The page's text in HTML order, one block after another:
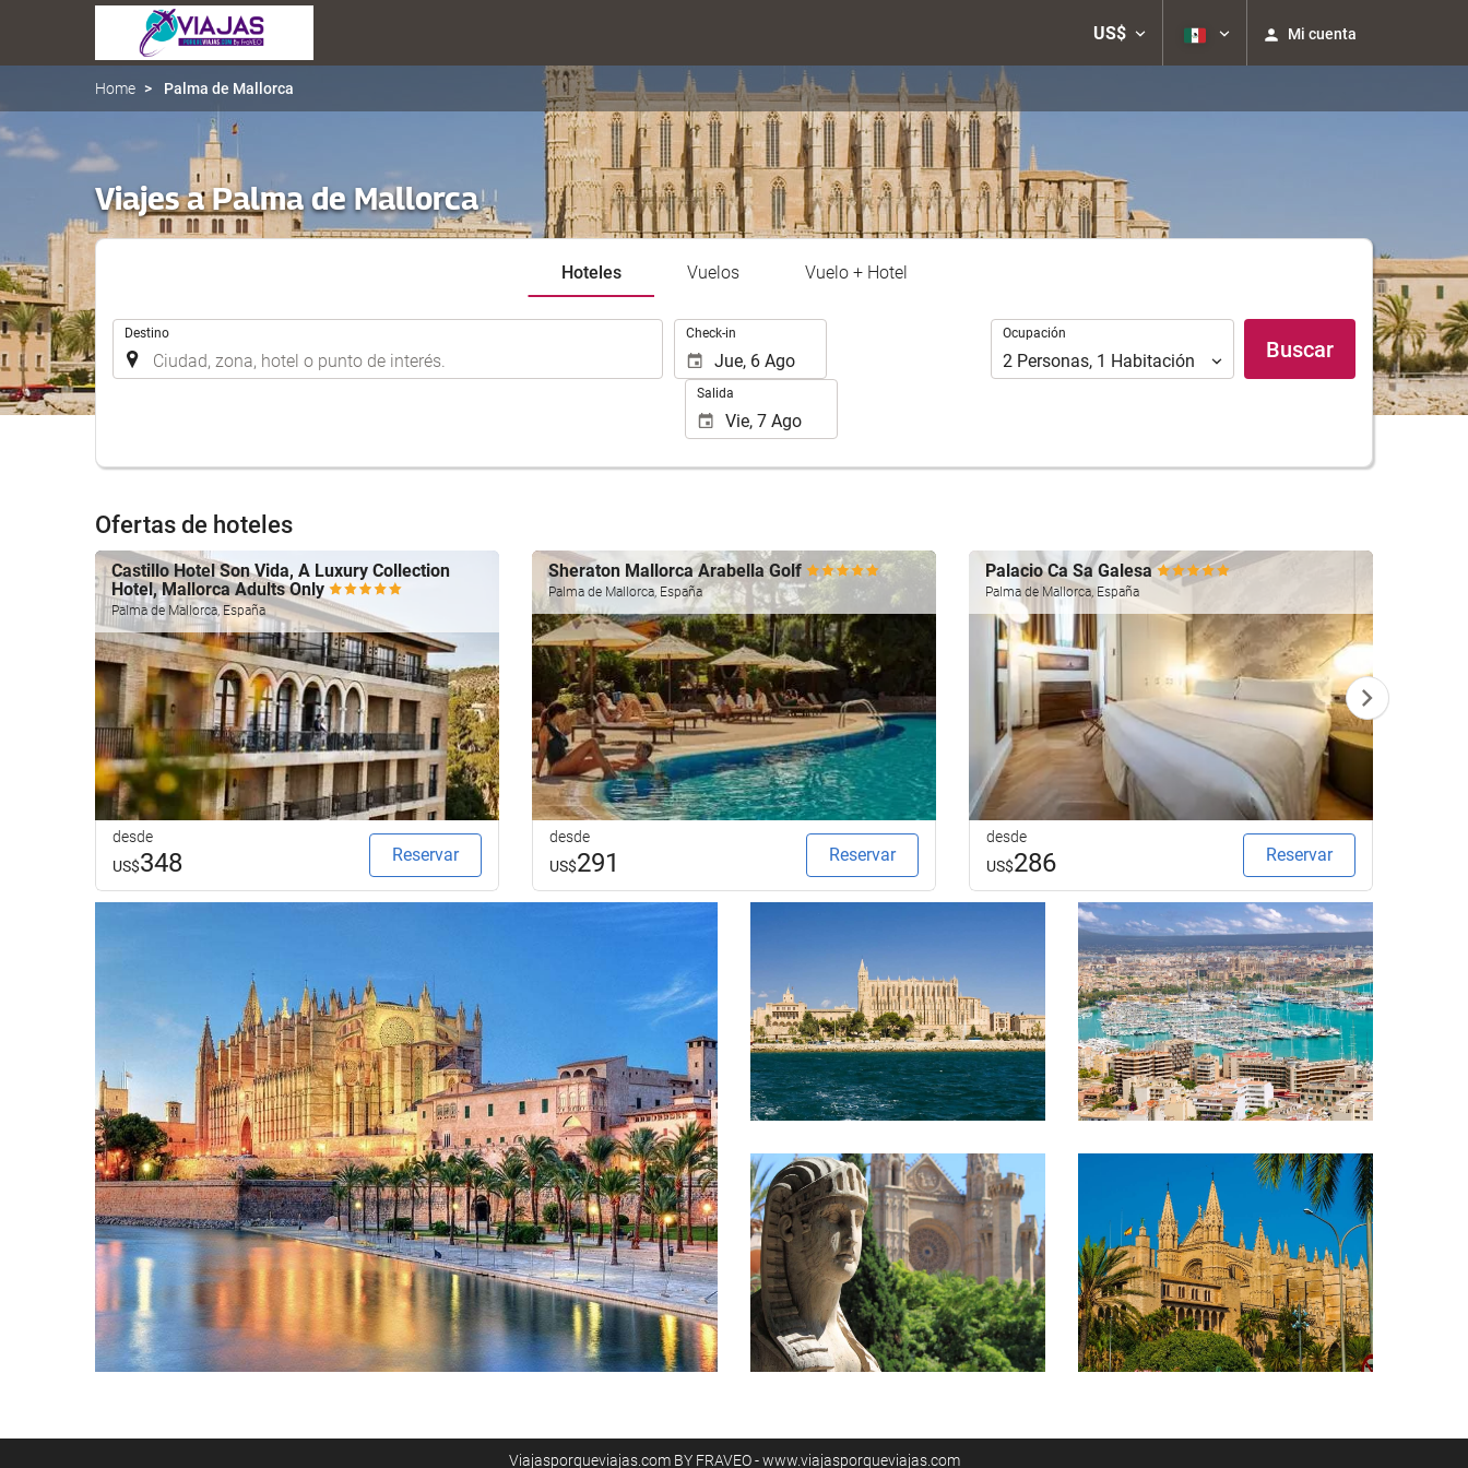
US$ Mi cuenta
Home Palma de Mallorca
Viajes a Palma de Mallorca
Hoteles Vuelos Vuelo + Hotel
Destino Check-in
Salida
Ocupación
Ocupación
2 Personas, 1 Habitación Buscar
Ofertas de hoteles
Castillo Hotel Son Vida, A Luxury Collection
Hotel, Mallorca Adults Only
Palma de Mallorca, España
desde
US$348 Reservar
Sheraton Mallorca Arabella Golf
Palma de Mallorca, España
desde
US$291 Reservar
Palacio Ca Sa Galesa
Palma de Mallorca, España
desde
US$286 Reservar
Viajasporqueviajas.com BY FRAVEO - www.viajasporqueviajas.com